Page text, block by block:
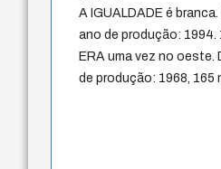
A IGUALDADE é
ano de produção: 1994.
ERA uma vez no
de produção: 1968, 165